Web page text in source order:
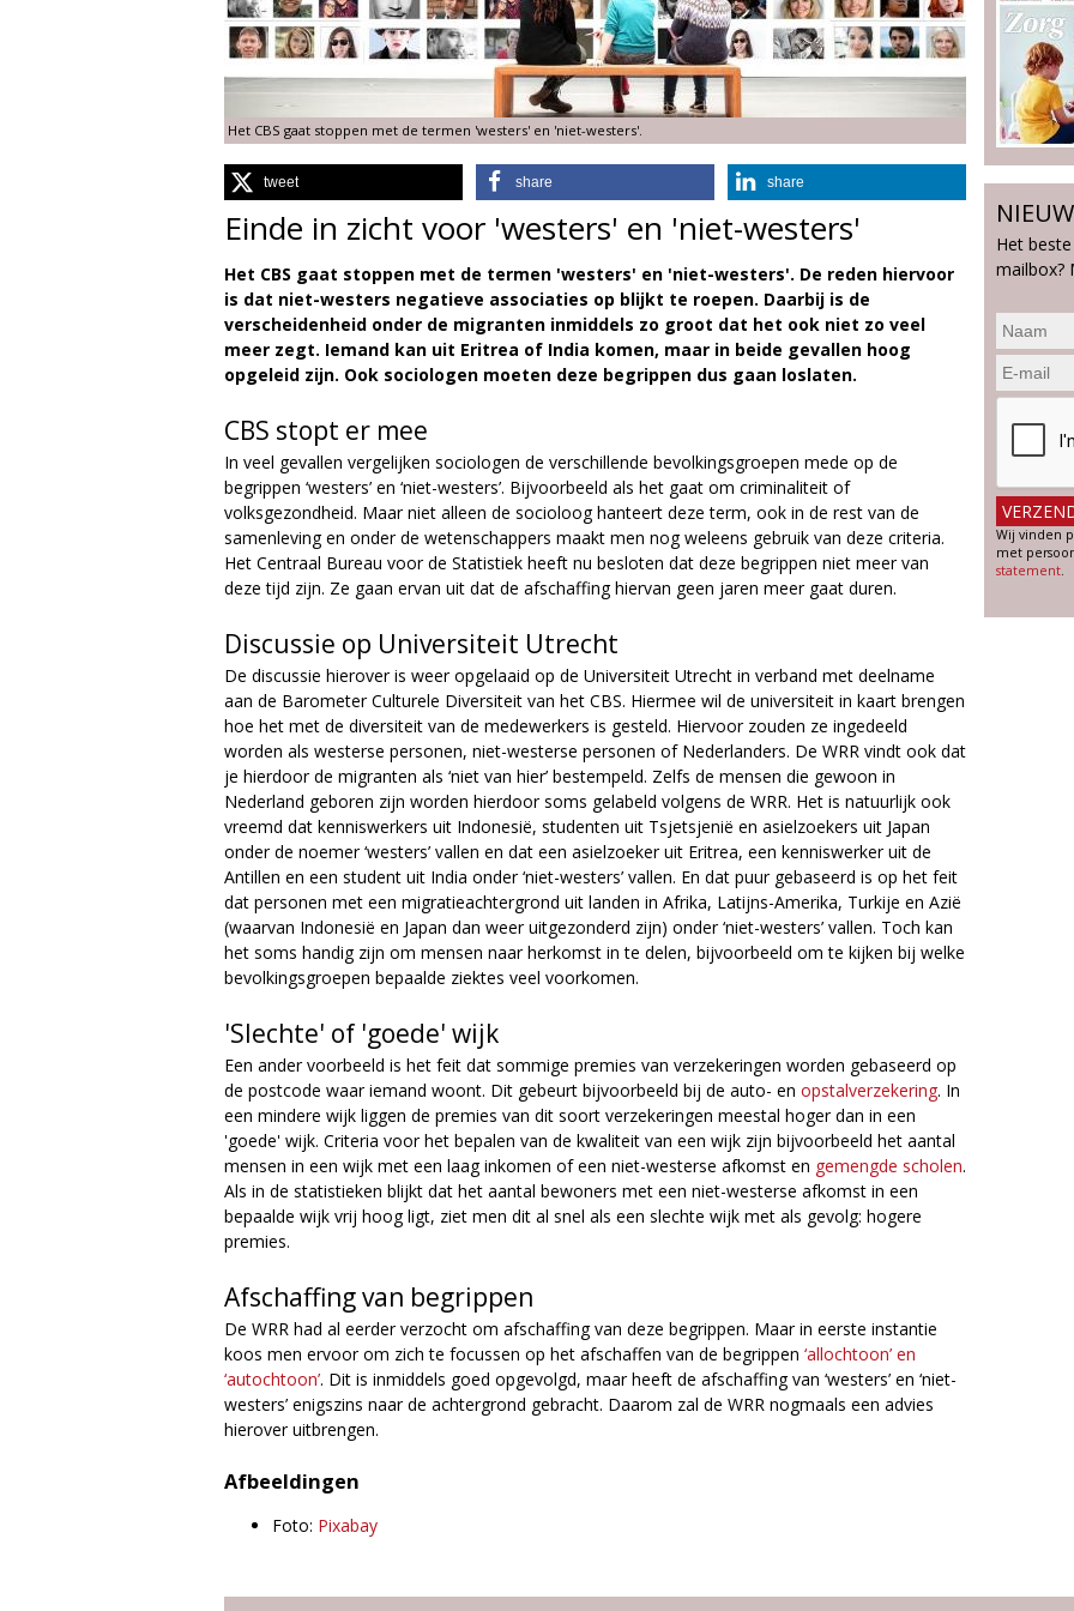
g
i
e
M
a
g
a
z
i
n
e
Het CBS gaat stoppen met de termen 'westers' en 'niet-westers'.
tweet share share
Einde in zicht voor 'westers' en 'niet-westers'
Het CBS gaat stoppen met de termen 'westers' en 'niet-westers'. De reden hiervoor
is dat niet-westers negatieve associaties op blijkt te roepen. Daarbij is de
verscheidenheid onder de migranten inmiddels zo groot dat het ook niet zo veel
meer zegt. Iemand kan uit Eritrea of India komen, maar in beide gevallen hoog
opgeleid zijn. Ook sociologen moeten deze begrippen dus gaan loslaten.
CBS stopt er mee
In veel gevallen vergelijken sociologen de verschillende bevolkingsgroepen mede op de
begrippen ‘westers’ en ‘niet-westers’. Bijvoorbeeld als het gaat om criminaliteit of
volksgezondheid. Maar niet alleen de socioloog hanteert deze term, ook in de rest van de
samenleving en onder de wetenschappers maakt men nog weleens gebruik van deze criteria.
Het Centraal Bureau voor de Statistiek heeft nu besloten dat deze begrippen niet meer van
deze tijd zijn. Ze gaan ervan uit dat de afschaffing hiervan geen jaren meer gaat duren.
Discussie op Universiteit Utrecht
De discussie hierover is weer opgelaaid op de Universiteit Utrecht in verband met deelname
aan de Barometer Culturele Diversiteit van het CBS. Hiermee wil de universiteit in kaart brengen
hoe het met de diversiteit van de medewerkers is gesteld. Hiervoor zouden ze ingedeeld
worden als westerse personen, niet-westerse personen of Nederlanders. De WRR vindt ook dat
je hierdoor de migranten als ‘niet van hier’ bestempeld. Zelfs de mensen die gewoon in
Nederland geboren zijn worden hierdoor soms gelabeld volgens de WRR. Het is natuurlijk ook
vreemd dat kenniswerkers uit Indonesië, studenten uit Tsjetsjenië en asielzoekers uit Japan
onder de noemer ‘westers’ vallen en dat een asielzoeker uit Eritrea, een kenniswerker uit de
Antillen en een student uit India onder ‘niet-westers’ vallen. En dat puur gebaseerd is op het feit
dat personen met een migratieachtergrond uit landen in Afrika, Latijns-Amerika, Turkije en Azië
(waarvan Indonesië en Japan dan weer uitgezonderd zijn) onder ‘niet-westers’ vallen. Toch kan
het soms handig zijn om mensen naar herkomst in te delen, bijvoorbeeld om te kijken bij welke
bevolkingsgroepen bepaalde ziektes veel voorkomen.
'Slechte' of 'goede' wijk
Een ander voorbeeld is het feit dat sommige premies van verzekeringen worden gebaseerd op
de postcode waar iemand woont. Dit gebeurt bijvoorbeeld bij de auto- en opstalverzekering. In
een mindere wijk liggen de premies van dit soort verzekeringen meestal hoger dan in een
'goede' wijk. Criteria voor het bepalen van de kwaliteit van een wijk zijn bijvoorbeeld het aantal
mensen in een wijk met een laag inkomen of een niet-westerse afkomst en gemengde scholen.
Als in de statistieken blijkt dat het aantal bewoners met een niet-westerse afkomst in een
bepaalde wijk vrij hoog ligt, ziet men dit al snel als een slechte wijk met als gevolg: hogere
premies.
Afschaffing van begrippen
De WRR had al eerder verzocht om afschaffing van deze begrippen. Maar in eerste instantie
koos men ervoor om zich te focussen op het afschaffen van de begrippen ‘allochtoon’ en
‘autochtoon’. Dit is inmiddels goed opgevolgd, maar heeft de afschaffing van ‘westers’ en ‘niet-
westers’ enigszins naar de achtergrond gebracht. Daarom zal de WRR nogmaals een advies
hierover uitbrengen.
Afbeeldingen
Foto: Pixabay
Het
mailbox?
Wij vinden
met
statement.